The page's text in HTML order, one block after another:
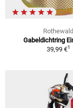
Rothewald
Gabeldichtring
39,99 €1